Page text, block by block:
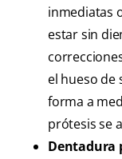
inmediatas
estar sin
el hueso de
forma a
prótesis se
Dentadura